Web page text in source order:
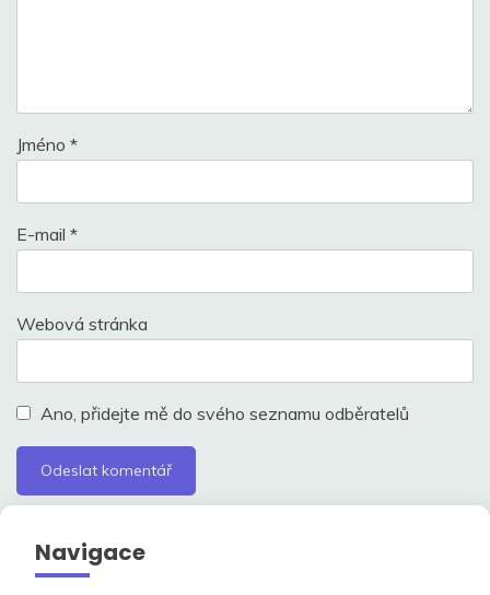
Jméno *
E-mail *
Webová stránka
Ano, přidejte mě do svého seznamu odběratelů
Navigace